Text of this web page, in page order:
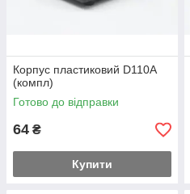
Корпус пластиковий D110A
(компл)
Готово до відправки
64 ₴
Купити